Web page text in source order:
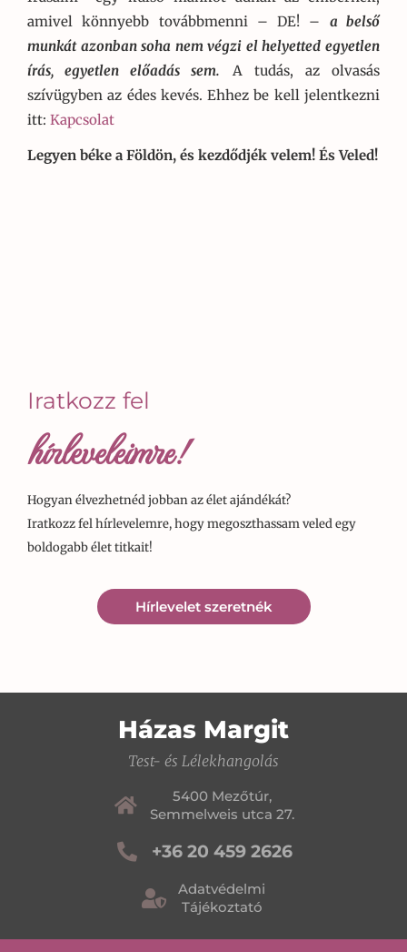
amivel könnyebb továbbmenni – DE! – a belső
munkát azonban soha nem végzi el helyetted egyetlen
írás, egyetlen előadás sem. A tudás, az olvasás
szívügyben az édes kevés. Ehhez be kell jelentkezni
itt: Kapcsolat
Legyen béke a Földön, és kezdődjék velem! És Veled!
Iratkozz fel
hírleveleimre!
Hogyan élvezhetnéd jobban az élet ajándékát?
Iratkozz fel hírlevelemre, hogy megoszthassam veled egy
boldogabb élet titkait!
Hírlevelet szeretnék
Házas Margit
Test- és Lélekhangolás
5400 Mezőtúr,
Semmelweis utca 27.
+36 20 459 2626
Adatvédelmi
Tájékoztató